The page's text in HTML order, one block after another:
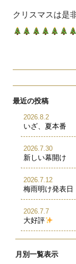
クリスマスは是
最近の投稿
2026.8.2
いざ、夏本番
2026.7.30
新しい幕開け
2026.7.12
梅雨明け発表日
2026.7.7
大好評
月別一覧表示